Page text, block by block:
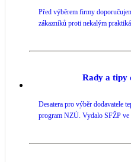
LED osvětlení
Vnitřní i
Akumulace
Zelená střecha
Vegetační střechy
Před výběrem firmy
zákazníků proti nekalým
Rady a tipy
Desatera pro výběr dodavatele
program NZÚ. Vydalo SFŽP ve